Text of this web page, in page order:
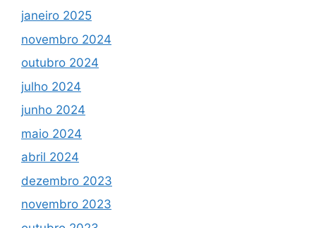
janeiro 2025
novembro 2024
outubro 2024
julho 2024
junho 2024
maio 2024
abril 2024
dezembro 2023
novembro 2023